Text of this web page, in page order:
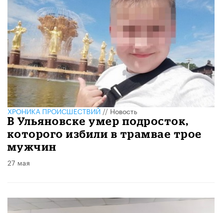
ХРОНИКА ПРОИСШЕСТВИЙ//Новость
В Ульяновске умер подросток,
которого избили в трамвае трое
мужчин
27 мая